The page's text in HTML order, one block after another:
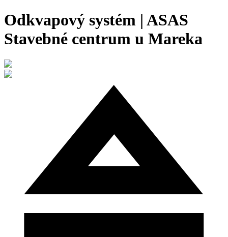
Odkvapový systém | ASAS
Stavebné centrum u Mareka